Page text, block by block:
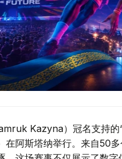
Kazyna）冠名支持
阿斯塔纳举行。来自50